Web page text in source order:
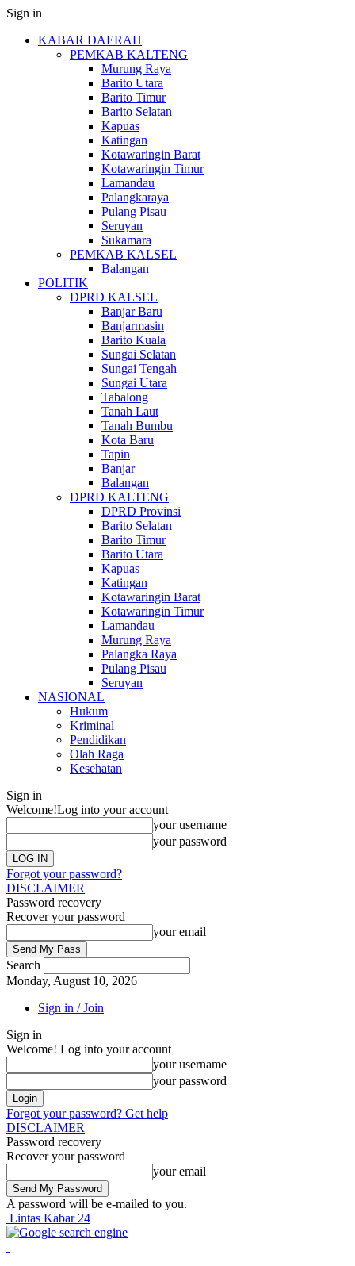
Sign in
KABAR DAERAH
PEMKAB KALTENG
Murung Raya
Barito Utara
Barito Timur
Barito Selatan
Kapuas
Katingan
Kotawaringin Barat
Kotawaringin Timur
Lamandau
Palangkaraya
Pulang Pisau
Seruyan
Sukamara
PEMKAB KALSEL
Balangan
POLITIK
DPRD KALSEL
Banjar Baru
Banjarmasin
Barito Kuala
Sungai Selatan
Sungai Tengah
Sungai Utara
Tabalong
Tanah Laut
Tanah Bumbu
Kota Baru
Tapin
Banjar
Balangan
DPRD KALTENG
DPRD Provinsi
Barito Selatan
Barito Timur
Barito Utara
Kapuas
Katingan
Kotawaringin Barat
Kotawaringin Timur
Lamandau
Murung Raya
Palangka Raya
Pulang Pisau
Seruyan
NASIONAL
Hukum
Kriminal
Pendidikan
Olah Raga
Kesehatan
Sign in
Welcome!Log into your account
your username
your password
Forgot your password?
DISCLAIMER
Password recovery
Recover your password
your email
Search
Monday, August 10, 2026
Sign in / Join
Sign in
Welcome! Log into your account
your username
your password
Forgot your password? Get help
DISCLAIMER
Password recovery
Recover your password
your email
A password will be e-mailed to you.
Lintas Kabar 24